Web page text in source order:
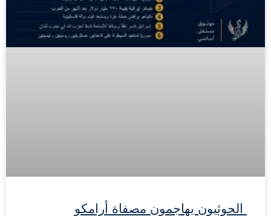
الحوثيون يهاجمون مصفاة أرامكو